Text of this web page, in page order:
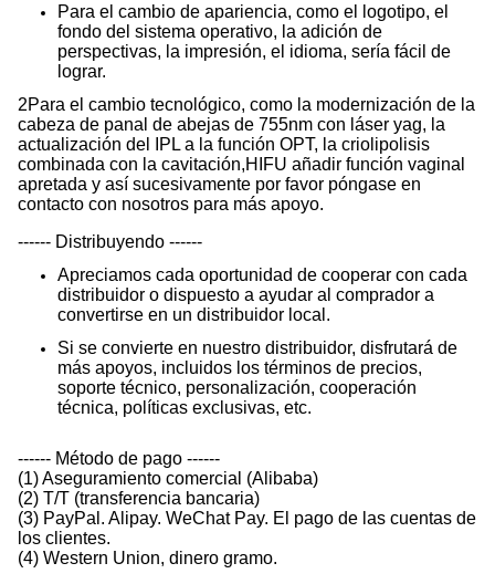
Para el cambio de apariencia, como el logotipo, el
fondo del sistema operativo, la adición de
perspectivas, la impresión, el idioma, sería fácil de
lograr.
2Para el cambio tecnológico, como la modernización de la
cabeza de panal de abejas de 755nm con láser yag, la
actualización del IPL a la función OPT, la criolipolisis
combinada con la cavitación,HIFU añadir función vaginal
apretada y así sucesivamente por favor póngase en
contacto con nosotros para más apoyo.
------ Distribuyendo ------
Apreciamos cada oportunidad de cooperar con cada
distribuidor o dispuesto a ayudar al comprador a
convertirse en un distribuidor local.
Si se convierte en nuestro distribuidor, disfrutará de
más apoyos, incluidos los términos de precios,
soporte técnico, personalización, cooperación
técnica, políticas exclusivas, etc.
------ Método de pago ------
(1) Aseguramiento comercial (Alibaba)
(2) T/T (transferencia bancaria)
(3) PayPal. Alipay. WeChat Pay. El pago de las cuentas de
los clientes.
(4) Western Union, dinero gramo.